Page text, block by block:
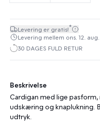
Levering er gratis!*
Levering mellem ons. 12. aug.
30 DAGES FULD RETUR
Beskrivelse
Cardigan med lige
udskæring og knaplukning.
udtryk.